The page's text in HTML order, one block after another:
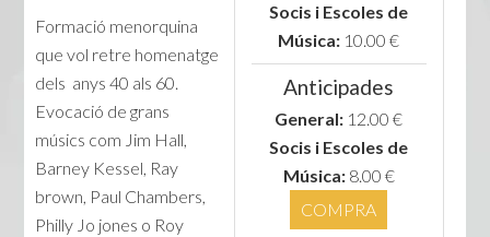
Socis i Escoles de
Música: 10.00 €
Anticipades
General: 12.00 €
Socis i Escoles de
Música:8.00 €
COMPRA
Formació menorquina
que vol retre homenatge
dels anys 40 als 60.
Evocació de grans
músics com Jim Hall,
Barney Kessel, Ray
brown, Paul Chambers,
Philly Jo jones o Roy